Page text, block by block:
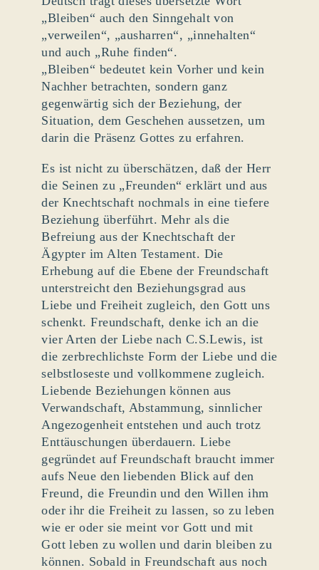
„Bleiben“ auch den Sinngehalt von
„verweilen“, „ausharren“, „innehalten“
und auch „Ruhe finden“.
„Bleiben“ bedeutet kein Vorher und kein
Nachher betrachten, sondern ganz
gegenwärtig sich der Beziehung, der
Situation, dem Geschehen aussetzen, um
darin die Präsenz Gottes zu erfahren.
Es ist nicht zu überschätzen, daß der Herr
die Seinen zu „Freunden“ erklärt und aus
der Knechtschaft nochmals in eine tiefere
Beziehung überführt. Mehr als die
Befreiung aus der Knechtschaft der
Ägypter im Alten Testament. Die
Erhebung auf die Ebene der Freundschaft
unterstreicht den Beziehungsgrad aus
Liebe und Freiheit zugleich, den Gott uns
schenkt. Freundschaft, denke ich an die
vier Arten der Liebe nach C.S.Lewis, ist
die zerbrechlichste Form der Liebe und die
selbstloseste und vollkommene zugleich.
Liebende Beziehungen können aus
Verwandschaft, Abstammung, sinnlicher
Angezogenheit entstehen und auch trotz
Enttäuschungen überdauern. Liebe
gegründet auf Freundschaft braucht immer
aufs Neue den liebenden Blick auf den
Freund, die Freundin und den Willen ihm
oder ihr die Freiheit zu lassen, so zu leben
wie er oder sie meint vor Gott und mit
Gott leben zu wollen und darin bleiben zu
können. Sobald in Freundschaft aus noch